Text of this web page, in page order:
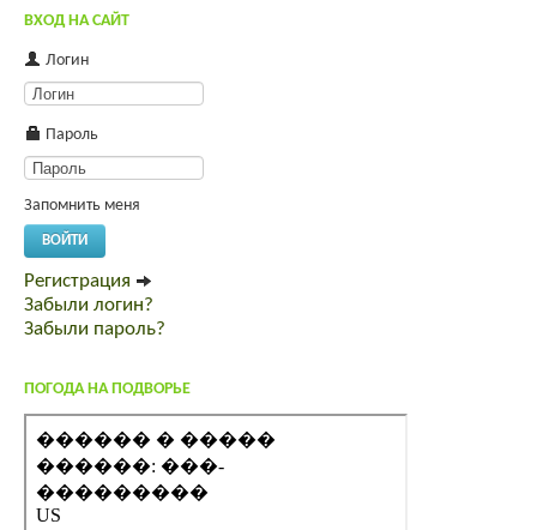
ВХОД НА САЙТ
Логин
Пароль
Запомнить меня
ВОЙТИ
Регистрация
Забыли логин?
Забыли пароль?
ПОГОДА НА ПОДВОРЬЕ